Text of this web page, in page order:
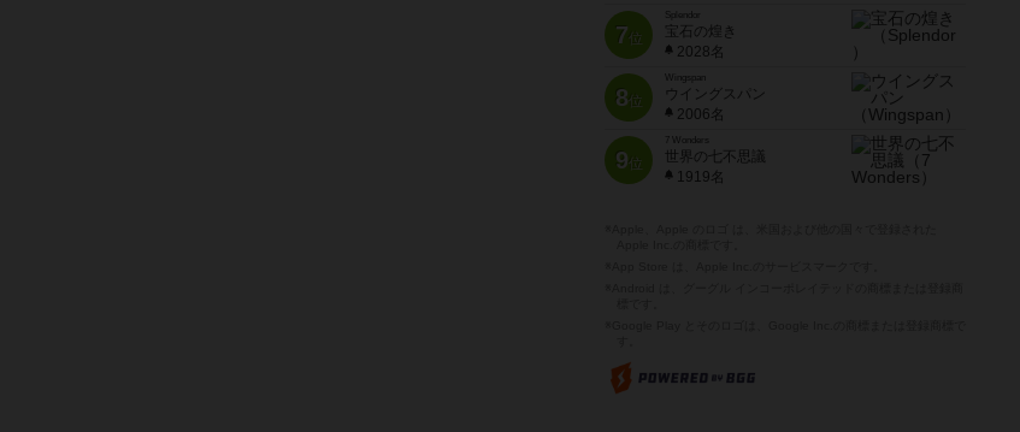
7位
宝石の煌き
2028名
8位
Wingspan
ウイングスパン
2006名
9位
7 Wonders
世界の七不思議
1919名